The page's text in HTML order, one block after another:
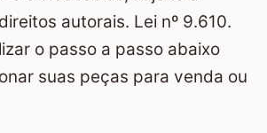
autorais. Lei nº 9.610.
o passo a passo abaixo
suas peças para venda ou